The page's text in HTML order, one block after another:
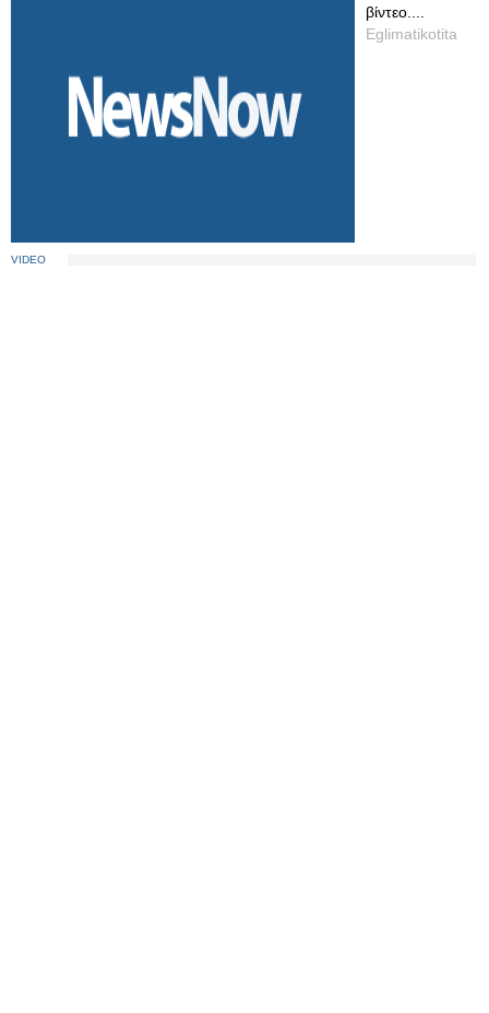
βίντεο....
Eglimatikotita
VIDEO